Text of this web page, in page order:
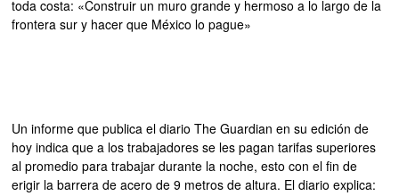
toda costa: «Construir un muro grande y hermoso a lo largo de la
frontera sur y hacer que México lo pague»
Un informe que publica el diario The Guardian en su edición de
hoy indica que a los trabajadores se les pagan tarifas superiores
al promedio para trabajar durante la noche, esto con el fin de
erigir la barrera de acero de 9 metros de altura. El diario explica: